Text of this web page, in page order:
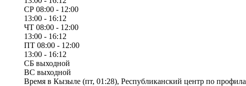
СР 08:00 - 12:00
13:00 - 16:12
ЧТ 08:00 - 12:00
13:00 - 16:12
ПТ 08:00 - 12:00
13:00 - 16:12
СБ выходной
ВС выходной
Время в Кызыле (пт, 01:28), Республиканский центр по